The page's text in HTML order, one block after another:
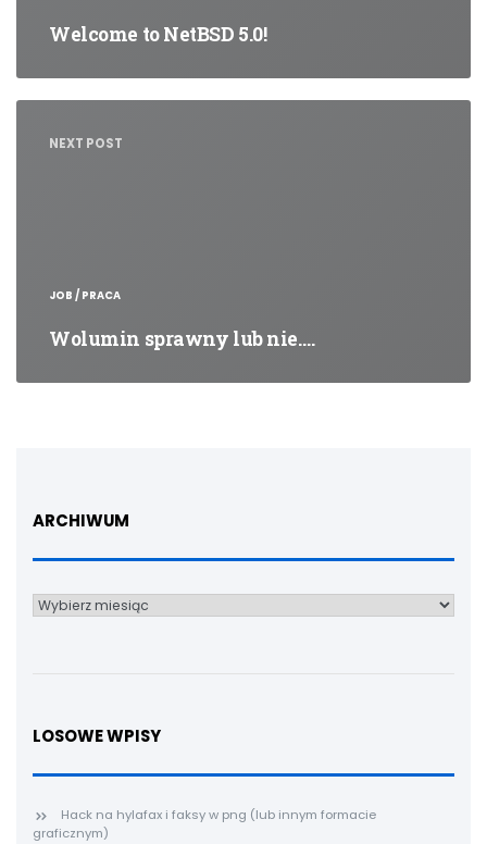
Welcome to NetBSD 5.0!
NEXT POST
JOB / PRACA
Wolumin sprawny lub nie.…
ARCHIWUM
Archiwum
LOSOWE WPISY
Hack na hylafax i faksy w png (lub innym formacie
graficznym)